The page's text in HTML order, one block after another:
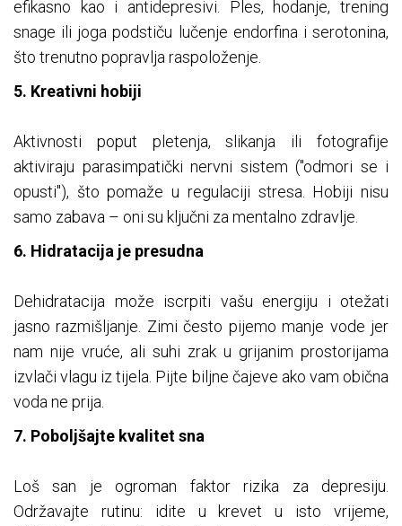
efikasno kao i antidepresivi. Ples, hodanje, trening
snage ili joga podstiču lučenje endorfina i serotonina,
što trenutno popravlja raspoloženje.
5. Kreativni hobiji
Aktivnosti poput pletenja, slikanja ili fotografije
aktiviraju parasimpatički nervni sistem ("odmori se i
opusti"), što pomaže u regulaciji stresa. Hobiji nisu
samo zabava – oni su ključni za mentalno zdravlje.
6. Hidratacija je presudna
Dehidratacija može iscrpiti vašu energiju i otežati
jasno razmišljanje. Zimi često pijemo manje vode jer
nam nije vruće, ali suhi zrak u grijanim prostorijama
izvlači vlagu iz tijela. Pijte biljne čajeve ako vam obična
voda ne prija.
7. Poboljšajte kvalitet sna
Loš san je ogroman faktor rizika za depresiju.
Održavajte rutinu: idite u krevet u isto vrijeme,